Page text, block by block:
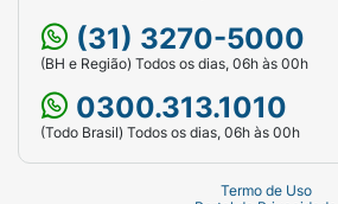
(31) 3270-5000
(BH e Região) Todos os dias, 06h às 00h
0300.313.1010
(Todo Brasil) Todos os dias, 06h às 00h
Termo de Uso